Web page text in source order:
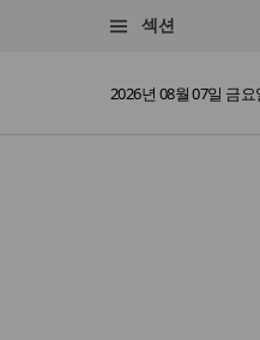
섹션
2026년 08월 07일 금요